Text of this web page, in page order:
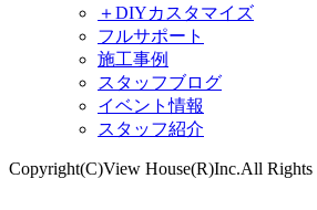
＋DIYカスタマイズ
フルサポート
施工事例
スタッフブログ
イベント情報
スタッフ紹介
Copyright(C)View House(R)Inc.All Rights